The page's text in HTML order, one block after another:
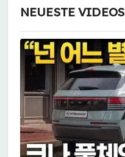
NEUESTE VIDEOS